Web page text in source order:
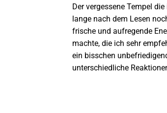
Der vergessene Tempel
lange nach dem Lesen
frische und aufregende
machte, die ich sehr
ein bisschen
unterschiedliche